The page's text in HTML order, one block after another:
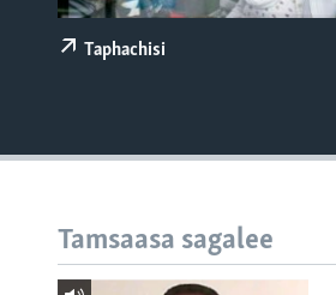
Taphachisi
Tamsaasa sagalee